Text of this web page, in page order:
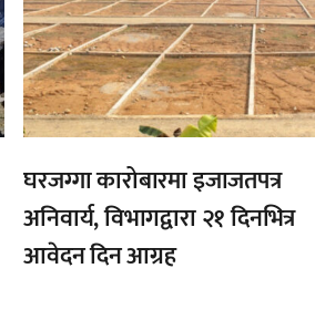
घरजग्गा कारोबारमा इजाजतपत्र
अनिवार्य, विभागद्वारा २१ दिनभित्र
आवेदन दिन आग्रह